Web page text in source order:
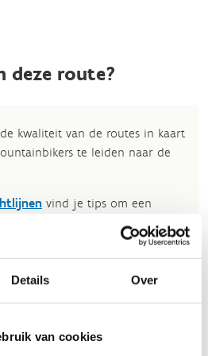
Details Over
van cookies
deze route?
kwaliteit van de routes in kaart
te leiden naar de
vind je tips om een
te schrijven. Respecteer je
kunnen wij beslissen jouw
Wij behouden ons het recht
te brengen in het
zonder de feitelijke